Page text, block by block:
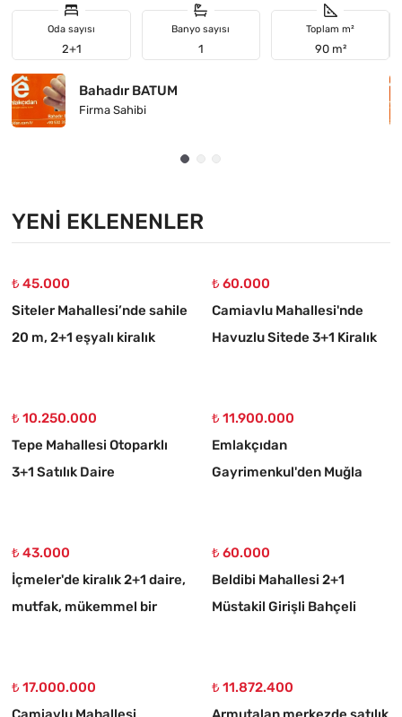
Oda sayısı
2+1
Banyo sayısı
1
Toplam m²
90 m²
Bahadır BATUM
Firma Sahibi
YENI EKLENENLER
₺ 45.000
Siteler Mahallesi’nde sahile
20 m, 2+1 eşyalı kiralık
₺ 60.000
Camiavlu Mahallesi'nde
Havuzlu Sitede 3+1 Kiralık
₺ 10.250.000
Tepe Mahallesi Otoparklı
3+1 Satılık Daire
₺ 11.900.000
Emlakçıdan
Gayrimenkul'den Muğla
₺ 43.000
İçmeler'de kiralık 2+1 daire,
mutfak, mükemmel bir
₺ 60.000
Beldibi Mahallesi 2+1
Müstakil Girişli Bahçeli
₺ 17.000.000
₺ 11.872.400